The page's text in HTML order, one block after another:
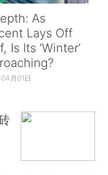
As
Lays Off
Is Its ‘Winter’
月01日